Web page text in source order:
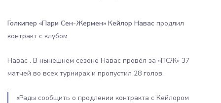
Голкипер «Пари Сен-Жермен» Кейлор Навас продлил
контракт с клубом.
Навас . В нынешнем сезоне Навас провёл за «ПСЖ» 37
матчей во всех турнирах и пропустил 28 голов.
«Рады сообщить о продлении контракта с Кейлором